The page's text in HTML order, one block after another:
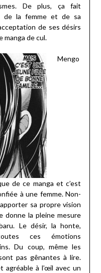
De plus, ça fait
de la femme et de sa
de ses désirs
manga de cul.
Mengo
de ce manga et c’est
à une femme. Non-
sa propre vision
donne la pleine mesure
Le désir, la honte,
ces émotions
Du coup, même les
pas gênantes à lire.
à l’œil avec un